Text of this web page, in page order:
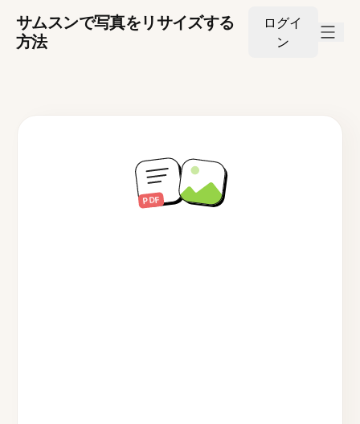
サムスンで写真をリサイズする
方法
ログイ
ン